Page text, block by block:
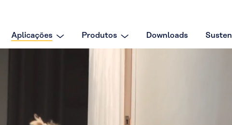
Aplicações Produtos Downloads